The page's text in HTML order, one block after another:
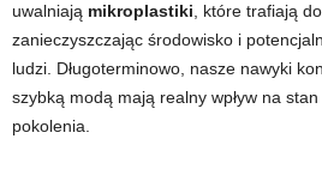
uwalniają mikroplastiki , które trafiają
zanieczyszczając środowisko i
ludzi. Długoterminowo, nasze nawyki
szybką modą mają realny wpływ na
pokolenia.